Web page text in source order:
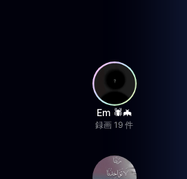
Em 🕷️🦇
録画 19 件